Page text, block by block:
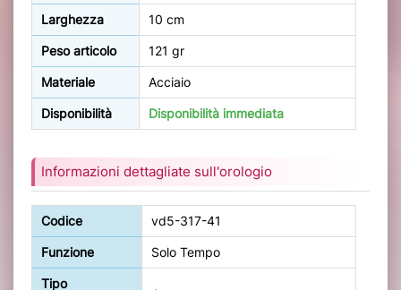
Larghezza 10 cm
Peso articolo 121 gr
Materiale Acciaio
Disponibilità Disponibilità immediata
Informazioni dettagliate sull'orologio
Codice vd5-317-41
Funzione Solo Tempo
Tipo